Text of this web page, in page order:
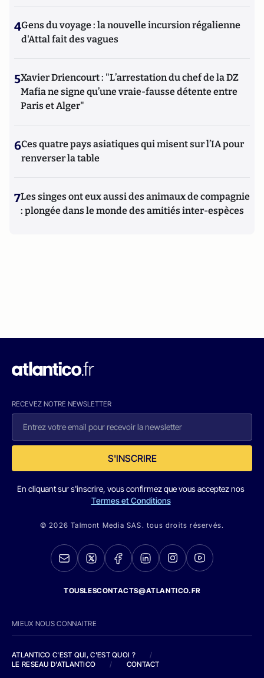
4Gens du voyage : la nouvelle incursion régalienne
d'Attal fait des vagues
5Xavier Driencourt : "L’arrestation du chef de la DZ
Mafia ne signe qu’une vraie-fausse détente entre
Paris et Alger"
6Ces quatre pays asiatiques qui misent sur l’IA pour
renverser la table
7Les singes ont eux aussi des animaux de compagnie
: plongée dans le monde des amitiés inter-espèces
RECEVEZ NOTRE NEWSLETTER
S'INSCRIRE
En cliquant sur s'inscrire, vous confirmez que vous acceptez nos
Termes et Conditions
© 2026 Talmont Media SAS. tous droits réservés.
TOUSLESCONTACTS@ATLANTICO.FR
MIEUX NOUS CONNAITRE
ATLANTICO C'EST QUI, C'EST QUOI ?
/
LE RESEAU D'ATLANTICO
/ CONTACT